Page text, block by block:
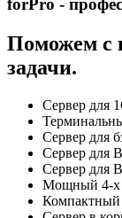
forPro -
Поможем с
задачи.
Сервер для
Сервер для
Сервер для
Сервер для
Мощный 4-х
Компактный